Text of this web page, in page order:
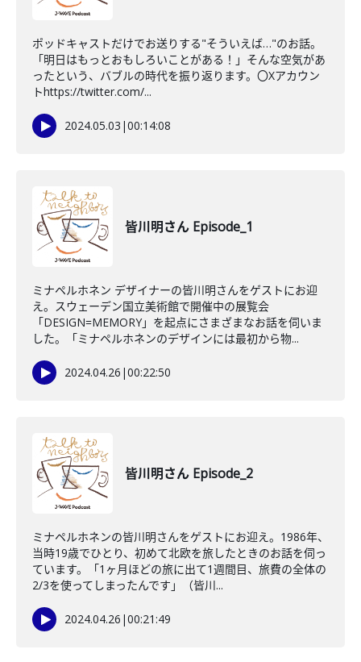
ポッドキャストだけでお送りする"そういえば…"のお話。
「明日はもっとおもしろいことがある！」そんな空気があ
ったという、バブルの時代を振り返ります。〇Xアカウン
トhttps://twitter.com/...
2024.05.03 |00:14:08
皆川明さん Episode_1
ミナペルホネン デザイナーの皆川明さんをゲストにお迎
え。スウェーデン国立美術館で開催中の展覧会
「DESIGN=MEMORY」を起点にさまざまなお話を伺いま
した。「ミナペルホネンのデザインには最初から物...
2024.04.26 |00:22:50
皆川明さん Episode_2
ミナペルホネンの皆川明さんをゲストにお迎え。1986年、
当時19歳でひとり、初めて北欧を旅したときのお話を伺っ
ています。「1ヶ月ほどの旅に出て1週間目、旅費の全体の
2/3を使ってしまったんです」（皆川...
2024.04.26 |00:21:49